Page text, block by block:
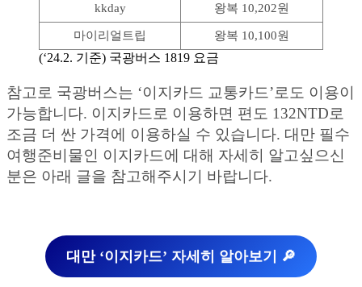
kkday 왕복 10,202원
마이리얼트립 왕복 10,100원
(‘24.2. 기준) 국광버스 1819 요금
참고로 국광버스는 ‘이지카드 교통카드’로도 이용이
가능합니다. 이지카드로 이용하면 편도 132NTD로
조금 더 싼 가격에 이용하실 수 있습니다. 대만 필수
여행준비물인 이지카드에 대해 자세히 알고싶으신
분은 아래 글을 참고해주시기 바랍니다.
대만 ‘이지카드’ 자세히 알아보기 🔎